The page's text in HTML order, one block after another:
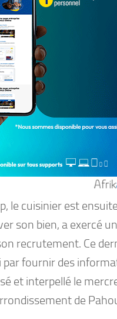
le cuisinier est
son bien, a exercé
recrutement. Ce
par fournir des
et interpellé le
de